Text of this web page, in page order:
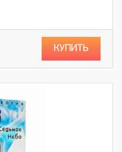
КУПИТЬ